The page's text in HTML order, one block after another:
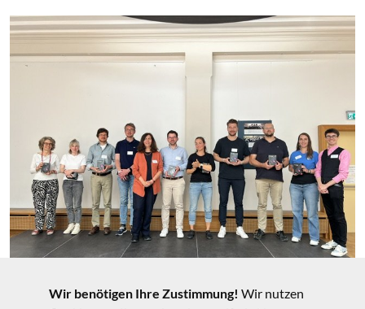
Wir benötigen Ihre Zustimmung! Wir nutzen